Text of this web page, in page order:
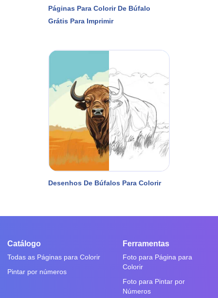
Páginas Para Colorir De Búfalo
Grátis Para Imprimir
Desenhos De Búfalos Para Colorir
Catálogo
Todas as Páginas para Colorir
Pintar por números
Ferramentas
Foto para Página para
Colorir
Foto para Pintar por
Números